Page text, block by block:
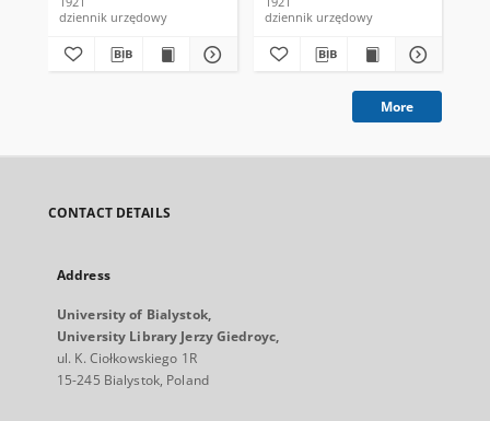
dziennik urzędowy
dziennik urzędowy
More
CONTACT DETAILS
Address
University of Bialystok,
University Library Jerzy Giedroyc,
ul. K. Ciołkowskiego 1R
15-245 Bialystok, Poland